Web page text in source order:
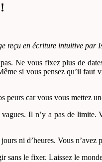
reçu en écriture intuitive
Ne vous fixez plus de
si vous pensez qu’il
peurs car vous vous mettez
Il n’y a pas de limite.
ni d’heures. Vous
sans le fixer. Laissez le